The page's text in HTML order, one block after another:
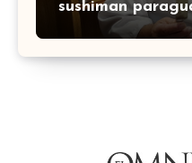
sushiman